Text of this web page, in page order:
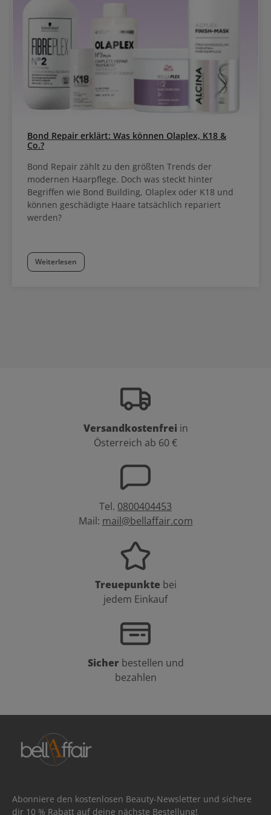
Bond Repair erklärt: Was können Olaplex, K18 &
Co.?
Bond Repair zählt zu den größten Trends der
modernen Haarpflege. Doch was steckt hinter
Begriffen wie Bond Building, Olaplex oder K18 und
können geschädigte Haare tatsächlich repariert
werden?
Weiterlesen
Versandkostenfrei in
Österreich ab 60 €
Tel. 0800404453
Mail: mail@bellaffair.com
Treuepunkte bei
jedem Einkauf
Sicher bestellen und
bezahlen
Abonniere den kostenlosen Beauty-Newsletter und sichere
dir 10 % Rabatt auf deine nächste Bestellung!